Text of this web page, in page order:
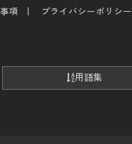
項 プライバシーポリシー
用語集